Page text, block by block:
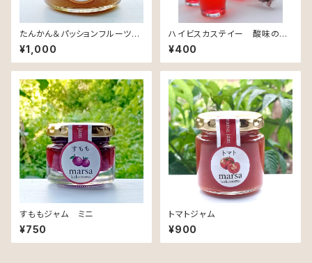
たんかん＆パッションフルーツジ
ャム
¥1,000
ハイビスカステイー 酸味のあ
る きれいなルビー色のお茶
¥400
すももジャム ミニ
¥750
トマトジャム
¥900